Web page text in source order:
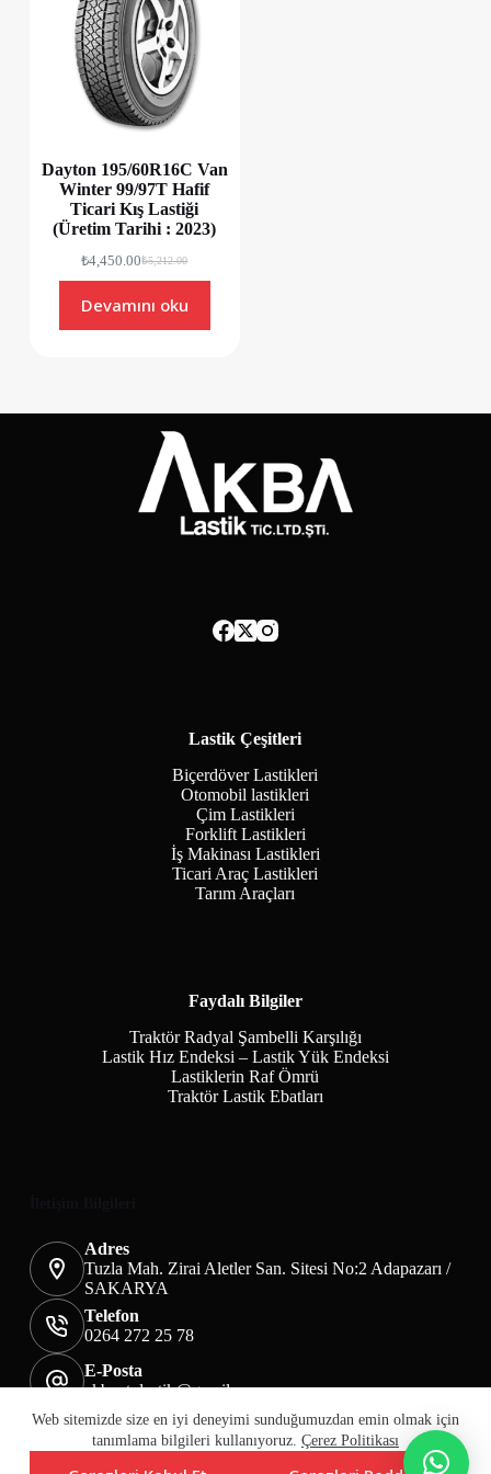
Web sitemizde size en iyi deneyimi sunduğumuzdan emin olmak için
tanımlama bilgileri kullanıyoruz. Çerez Politikası
Dayton 195/60R16C Van
Winter 99/97T Hafif
Ticari Kış Lastiği
(Üretim Tarihi : 2023)
₺5,212.00
₺4,450.00
Devamını oku
Lastik Çeşitleri
Biçerdöver Lastikleri
Otomobil lastikleri
Çim Lastikleri
Forklift Lastikleri
İş Makinası Lastikleri
Ticari Araç Lastikleri
Tarım Araçları
Faydalı Bilgiler
Traktör Radyal Şambelli Karşılığı
Lastik Hız Endeksi – Lastik Yük Endeksi
Lastiklerin Raf Ömrü
Traktör Lastik Ebatları
Adres
Tuzla Mah. Zirai Aletler San. Sitesi No:2 Adapazarı /
SAKARYA
Telefon
0264 272 25 78
E-Posta
akbaotolastik@gmail.com
Mesafeli Satış Sözleşmesi
Teslimat&İade
Üyelik KVKK Sayfası
Çerez Politikası